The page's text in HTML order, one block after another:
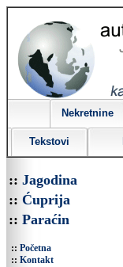
Nekretnine
Tekstovi
:: Jagodina
:: Ćuprija
:: Paraćin
:: Početna
:: Kontakt